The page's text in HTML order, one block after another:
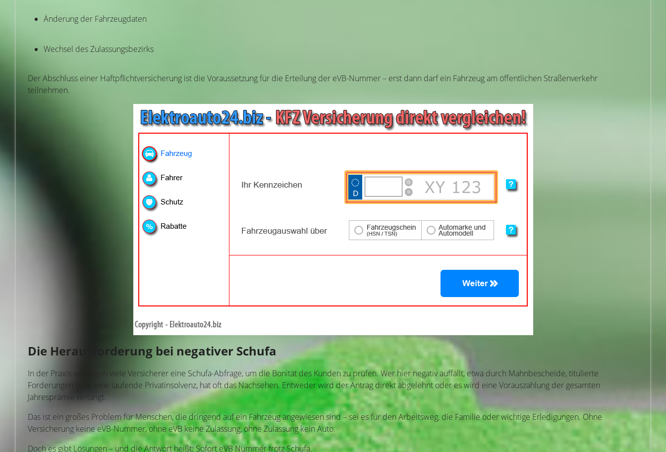
Änderung der Fahrzeugdaten
Wechsel des Zulassungsbezirks
Der Abschluss einer Haftpflichtversicherung ist die Voraussetzung für die Erteilung der eVB-Nummer – erst dann darf ein Fahrzeug am öffentlichen Straßenverkehr
teilnehmen.
Die Herausforderung bei negativer Schufa
In der Praxis verlangen viele Versicherer eine Schufa-Abfrage, um die Bonität des Kunden zu prüfen. Wer hier negativ auffällt, etwa durch Mahnbescheide, titulierte
Forderungen oder eine laufende Privatinsolvenz, hat oft das Nachsehen. Entweder wird der Antrag direkt abgelehnt oder es wird eine Vorauszahlung der gesamten
Jahresprämie verlangt.
Das ist ein großes Problem für Menschen, die dringend auf ein Fahrzeug angewiesen sind – sei es für den Arbeitsweg, die Familie oder wichtige Erledigungen. Ohne
Versicherung keine eVB-Nummer, ohne eVB keine Zulassung, ohne Zulassung kein Auto.
Doch es gibt Lösungen – und die Antwort heißt: Sofort eVB Nummer trotz Schufa.